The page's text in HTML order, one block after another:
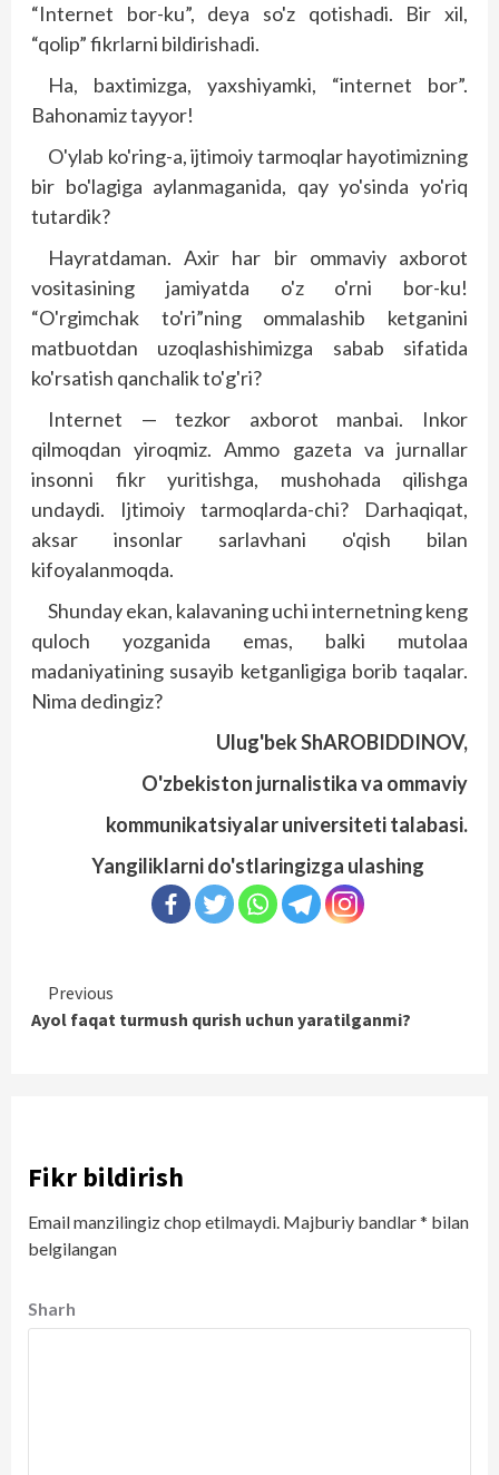
“Internet bor-ku”, deya so'z qotishadi. Bir xil,
“qolip” fikrlarni bildirishadi.
Ha, baxtimizga, yaxshiyamki, “internet bor”.
Bahonamiz tayyor!
O'ylab ko'ring-a, ijtimoiy tarmoqlar hayotimizning
bir bo'lagiga aylanmaganida, qay yo'sinda yo'riq
tutardik?
Hayratdaman. Axir har bir ommaviy axborot
vositasining jamiyatda o'z o'rni bor-ku!
“O'rgimchak to'ri”ning ommalashib ketganini
matbuotdan uzoqlashishimizga sabab sifatida
ko'rsatish qanchalik to'g'ri?
Internet — tezkor axborot manbai. Inkor
qilmoqdan yiroqmiz. Ammo gazeta va jurnallar
insonni fikr yuritishga, mushohada qilishga
undaydi. Ijtimoiy tarmoqlarda-chi? Darhaqiqat,
aksar insonlar sarlavhani o'qish bilan
kifoyalanmoqda.
Shunday ekan, kalavaning uchi internetning keng
quloch yozganida emas, balki mutolaa
madaniyatining susayib ketganligiga borib taqalar.
Nima dedingiz?
Ulug'bek ShAROBIDDINOV,
O'zbekiston jurnalistika va ommaviy
kommunikatsiyalar universiteti talabasi.
Yangiliklarni do'stlaringizga ulashing
Continue
Reading
Previous
Ayol faqat turmush qurish uchun yaratilganmi?
Fikr bildirish
Email manzilingiz chop etilmaydi. Majburiy bandlar* bilan
belgilangan
Sharh